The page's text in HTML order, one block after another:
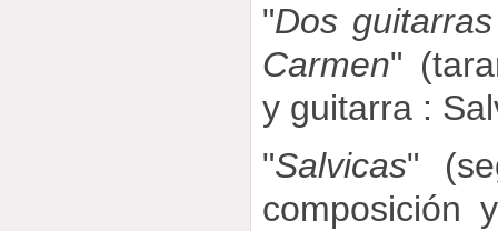
"Dos
Carmen"
y guitarra :
"Salvicas"
composición